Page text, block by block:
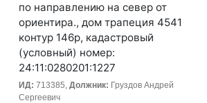
по направлению на север от
ориентира., дом трапеция 4541
контур 146р, кадастровый
(условный) номер:
24:11:0280201:1227
ИД: 713385, Должник: Груздов Андрей
Сергеевич